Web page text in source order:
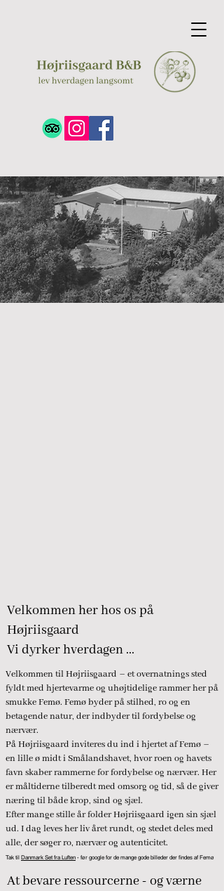
Velkommen her hos os på
Højriisgaard
Vi dyrker hverdagen ...
Velkommen til Højriisgaard – et overnatnings sted
fyldt med hjertevarme og uhøjtidelige rammer her på
smukke Femø. Femø byder på stilhed, ro og en
betagende natur, der indbyder til fordybelse og
nærvær.
På Højriisgaard inviteres du ind i hjertet af Femø –
en lille ø midt i Smålandshavet, hvor roen og havets
favn skaber rammerne for fordybelse og nærvær. Her
er måltiderne tilberedt med omsorg og tid, så de giver
næring til både krop, sind og sjæl.
Efter mange stille år folder Højriisgaard igen sin sjæl
ud. I dag leves her liv året rundt, og stedet deles med
alle, der søger ro, nærvær og autenticitet.
Tak til Danmark Set fra Luften - før google for de mange gode billeder der findes af Femø
At bevare ressourcerne - og værne